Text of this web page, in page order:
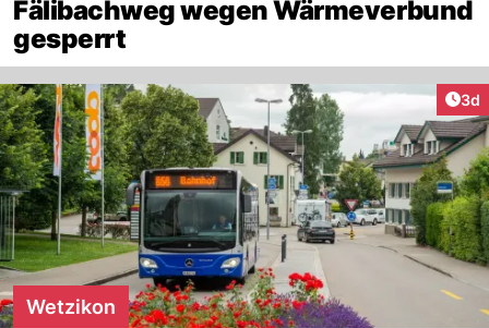
Fälibachweg wegen Wärmeverbund
gesperrt
3d
Wetzikon